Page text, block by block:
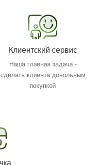
Клиентский сервис
Наша главная задача -
сделать клиента довольным
покупкой